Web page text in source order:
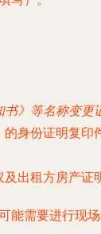
》等名称变更
身份证明复印
出租方房产证
能需要进行